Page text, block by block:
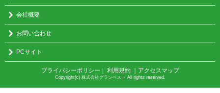
会社概要
お問い合わせ
PCサイト
プライバシーポリシー ｜ 利用規約 ｜アクセスマップ
Copyright(c) 株式会社グランベスト All rights reserved.